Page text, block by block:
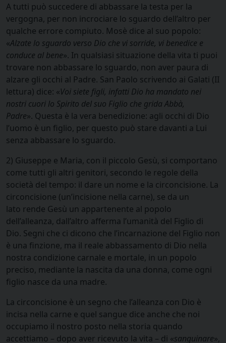
A tutti può succedere di abbassare la testa per la
vergogna, per non incrociare lo sguardo dell’altro per
qualche errore compiuto. Mosè dice al suo popolo:
«Alzate lo sguardo verso Dio che vi sorride, vi benedice e
conduce al bene». In qualsiasi situazione della vita ti puoi
trovare non abbassare lo sguardo, non aver paura di
alzare gli occhi al Padre. San Paolo scrivendo ai Galati (II
lettura) dice: «Voi siete figli, infatti Dio ha mandato nei
nostri cuori lo Spirito del suo Figlio che grida Abbà,
Padre». Questa è la vera benedizione: agli occhi di Dio
l’uomo è un figlio, per questo può stare davanti a Lui
senza abbassare lo sguardo.
2) Giuseppe e Maria, con il piccolo Gesù, si comportano
come tutti gli altri genitori, secondo le regole della
società del tempo: il dare un nome e la circoncisione. La
circoncisione (un’incisione nella carne), se da un
lato rende Gesù un appartenente al popolo
dell’alleanza, dall’altro afferma l’umanità del Figlio di
Dio. Segni che ci dicono che l’incarnazione del Figlio non
è una finzione, ma il reale abbassamento di Dio nella
nostra condizione carnale e mortale, in un popolo
preciso, mediante la nascita da una donna, come ogni
figlio nasce da una madre.
La circoncisione è un segno che l’alleanza con Dio è
incisa nella carne e quel sangue dice anche che noi
occupiamo il nostro posto nella storia quando
accettiamo – dopo aver ricevuto la vita – di «sanguinare»,